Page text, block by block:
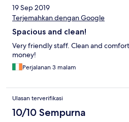
19 Sep 2019
Terjemahkan dengan Google
Spacious and clean!
Very friendly staff. Clean and
money!
Perjalanan 3 malam
Ulasan terverifikasi
10/10 Sempurna